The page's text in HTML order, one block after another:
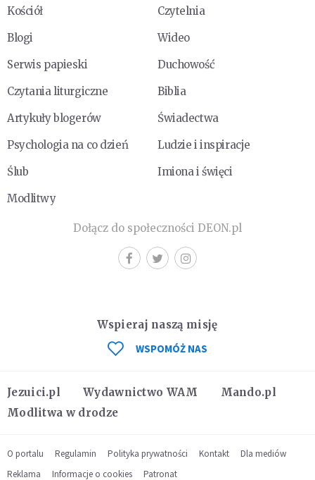
Kościół
Czytelnia
Blogi
Wideo
Serwis papieski
Duchowość
Czytania liturgiczne
Biblia
Artykuły blogerów
Świadectwa
Psychologia na co dzień
Ludzie i inspiracje
Ślub
Imiona i święci
Modlitwy
Dołącz do społeczności DEON.pl
Jezuici.pl Wydawnictwo WAM
Mando.pl
Modlitwa w drodze
Wspieraj naszą misję
WSPOMÓŻ NAS
O portalu Regulamin Polityka prywatności Kontakt
Dla mediów
Reklama
Informacje o cookies Patronat